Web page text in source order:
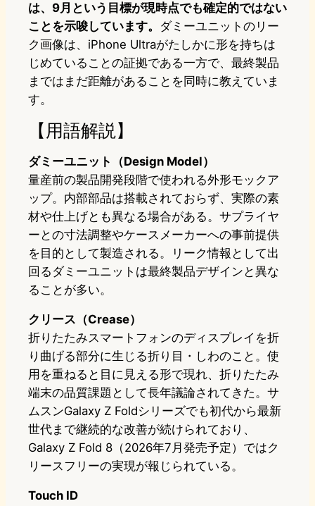
は、9月という目標が現時点でも確定的ではない
ことを示唆しています。 ダミーユニットのリー
ク画像は、iPhone Ultraがたしかに形を持ちは
じめていることの証拠である一方で、最終製品
まではまだ距離があることを同時に教えていま
す。
【用語解説】
ダミーユニット（Design Model）
量産前の製品開発段階で使われる外形モックア
ップ。内部部品は搭載されておらず、実際の素
材や仕上げとも異なる場合がある。サプライヤ
ーとの寸法調整やケースメーカーへの事前提供
を目的として製造される。リーク情報として出
回るダミーユニットは最終製品デザインと異な
ることが多い。
クリース（Crease）
折りたたみスマートフォンのディスプレイを折
り曲げる部分に生じる折り目・しわのこと。使
用を重ねると目に見える形で現れ、折りたたみ
端末の品質課題として長年議論されてきた。サ
ムスンGalaxy Z Foldシリーズでも初代から最新
世代まで継続的な改善が続けられており、
Galaxy Z Fold 8（2026年7月発売予定）ではク
リースフリーの実現が報じられている。
Touch ID